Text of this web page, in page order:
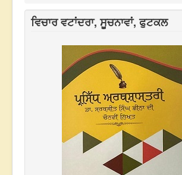
ਵਿਚਾਰ ਵਟਾਂਦਰਾ, ਸੂਚਨਾਵਾਂ, ਫੁਟਕਲ